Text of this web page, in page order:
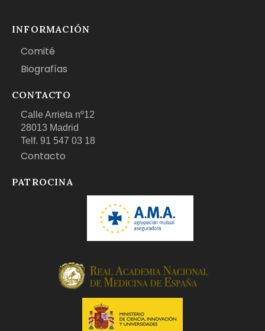
INFORMACIÓN
Comité
Biografías
CONTACTO
Calle Arrieta nº12
28013 Madrid
Telf. 91 547 03 18
Contacto
PATROCINA